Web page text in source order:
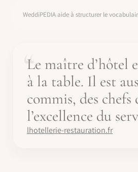
WeddiPEDIA aide à structurer le
Le maître d’hôtel
à la table. Il est
commis, des
l’excellence du
lhotellerie-restauration.fr